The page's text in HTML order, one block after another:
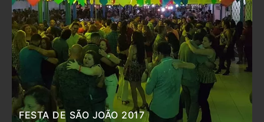
FESTA DE SÃO JOÃO 2017